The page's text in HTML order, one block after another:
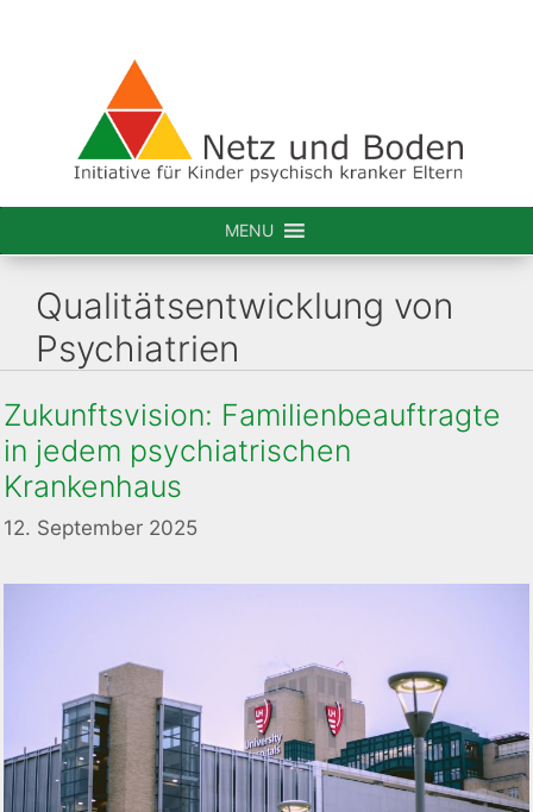
MENU
Qualitätsentwicklung von
Psychiatrien
Zukunftsvision: Familienbeauftragte
in jedem psychiatrischen
Krankenhaus
12. September 2025